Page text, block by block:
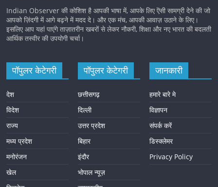
Indian Observer की कोशिश है आपकी भाषा में, आपके लिए ऎसी सामग्री देने की जो
आपको ज़िंदगी में आगे बढ़ने में मदद दे। और एक मंच, आपकी आवाज़ उठाने के लिए।
इसलिए आप यहां पाएंगे ताज़ातरीन खबरों से लेकर नौकरी, शिक्षा और नए भारत की बदलती
आर्थिक तस्वीर की उपयोगी चर्चा।
पॉपुलर केटेगरी
देश
विदेश
राज्य
मध्य प्रदेश
मनोरंजन
खेल
पॉपुलर केटेगरी
छत्तीसगढ़
दिल्ली
उत्तर प्रदेश
बिहार
इंदौर
भोपाल न्यूज़
जानकारी
हमारे बारे मे
विज्ञापन
संपर्क करें
डिस्क्लेमर
Privacy Policy